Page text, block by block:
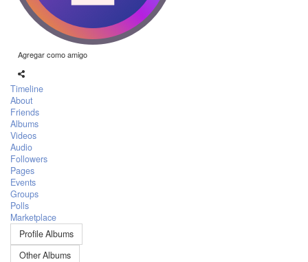
Agregar como amigo
Timeline
About
Friends
Albums
Videos
Audio
Followers
Pages
Events
Groups
Polls
Marketplace
Profile Albums
Other Albums